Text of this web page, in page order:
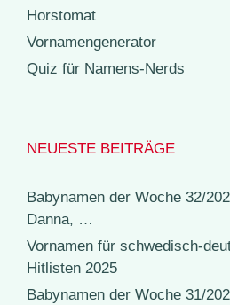
Horstomat
Vornamengenerator
Quiz für Namens-Nerds
NEUESTE BEITRÄGE
Babynamen der Woche 32/
Danna, …
Vornamen für schwedisch-
Hitlisten 2025
Babynamen der Woche 31/